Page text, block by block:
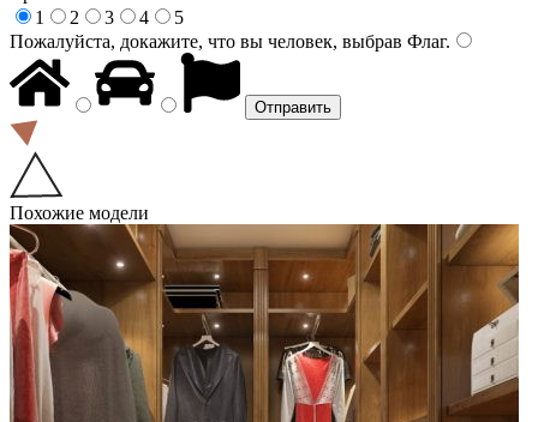
1
2 3 4
5
Пожалуйста, докажите, что вы человек, выбрав Флаг.
Похожие модели